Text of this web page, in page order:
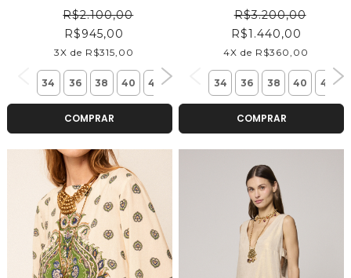
R$2.100,00
R$945,00
3X de R$315,00
34 36 38 40 42
COMPRAR
R$3.200,00
R$1.440,00
4X de R$360,00
34 36 38 40 42
COMPRAR